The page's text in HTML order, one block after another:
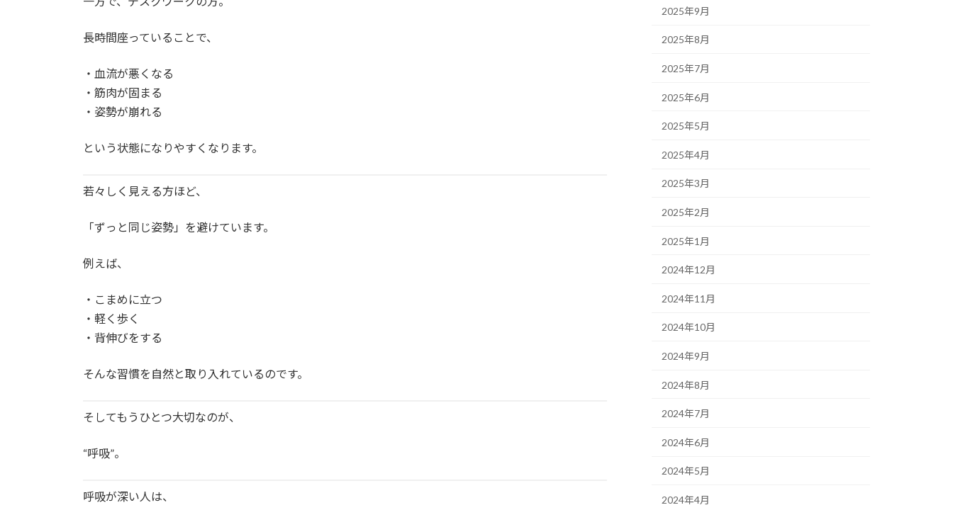
長時間座っていることで、
・血流が悪くなる
・筋肉が固まる
・姿勢が崩れる
という状態になりやすくなります。
若々しく見える方ほど、
「ずっと同じ姿勢」を避けています。
例えば、
・こまめに立つ
・軽く歩く
・背伸びをする
そんな習慣を自然と取り入れているのです。
そしてもうひとつ大切なのが、
“呼吸”。
呼吸が深い人は、
2025年9月
2025年8月
2025年7月
2025年6月
2025年5月
2025年4月
2025年3月
2025年2月
2025年1月
2024年12月
2024年11月
2024年10月
2024年9月
2024年8月
2024年7月
2024年6月
2024年5月
2024年4月